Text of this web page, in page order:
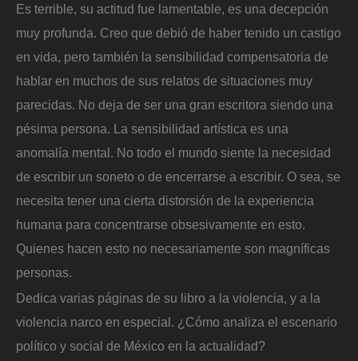
Es terrible, su actitud fue lamentable, es una decepción
muy profunda. Creo que debió de haber tenido un castigo
en vida, pero también la sensibilidad compensatoria de
hablar en muchos de sus relatos de situaciones muy
parecidas. No deja de ser una gran escritora siendo una
pésima persona. La sensibilidad artística es una
anomalía mental. No todo el mundo siente la necesidad
de escribir un soneto o de encerrarse a escribir. O sea, se
necesita tener una cierta distorsión de la experiencia
humana para concentrarse obsesivamente en esto.
Quienes hacen esto no necesariamente son magníficas
personas.
Dedica varias páginas de su libro a la violencia, y a la
violencia narco en especial. ¿Cómo analiza el escenario
político y social de México en la actualidad?